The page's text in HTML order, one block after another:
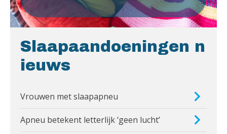
Slaapaandoeningen n
ieuws
Vrouwen met slaapapneu
Apneu betekent letterlijk ‘geen lucht’